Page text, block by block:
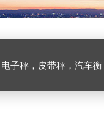
子秤，皮带秤，汽车